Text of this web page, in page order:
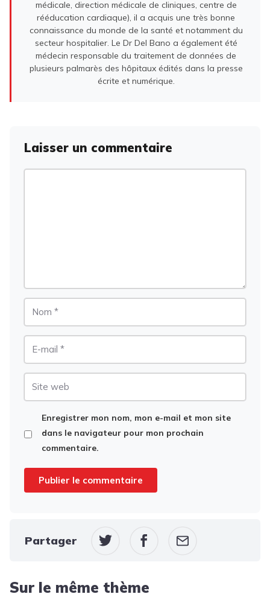
médicale, direction médicale de cliniques, centre de
rééducation cardiaque), il a acquis une très bonne
connaissance du monde de la santé et notamment du
secteur hospitalier. Le Dr Del Bano a également été
médecin responsable du traitement de données de
plusieurs palmarès des hôpitaux édités dans la presse
écrite et numérique.
Laisser un commentaire
Enregistrer mon nom, mon e-mail et mon site
dans le navigateur pour mon prochain
commentaire.
Partager
Sur le même thème